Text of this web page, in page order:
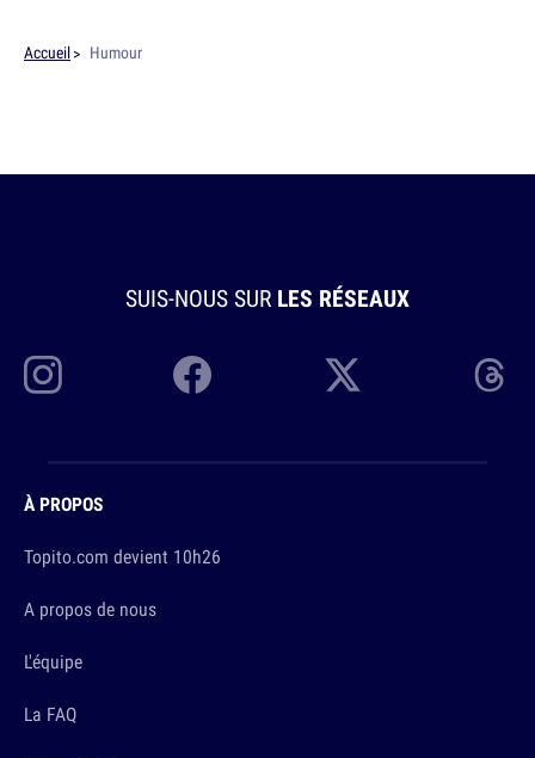
Accueil Humour
SUIS-NOUS SUR LES RÉSEAUX
À PROPOS
Topito.com devient 10h26
A propos de nous
L'équipe
La FAQ